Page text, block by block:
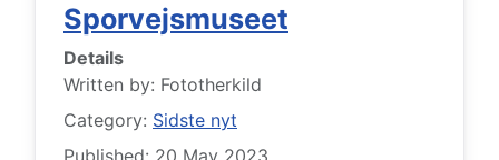
Sporvejsmuseet
Details
Written by: Fototherkild
Category: Sidste nyt
Published: 20 May 2023